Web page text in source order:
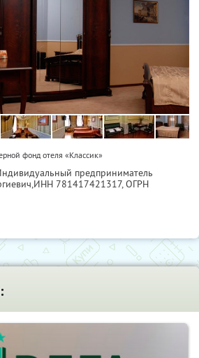
фонд отеля «Классик»
предприниматель
ИНН 781417421317, ОГРН